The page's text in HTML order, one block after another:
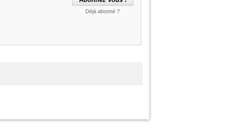
Déjà abonné ?